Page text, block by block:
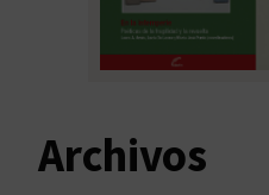
Archivos